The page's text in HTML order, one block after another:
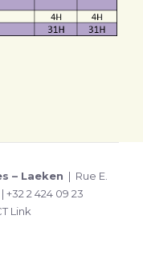
– Laeken | Rue E.
+32 2 424 09 23
Link